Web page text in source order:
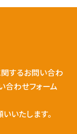
関するお問い合わ
合わせフォーム
いたします。